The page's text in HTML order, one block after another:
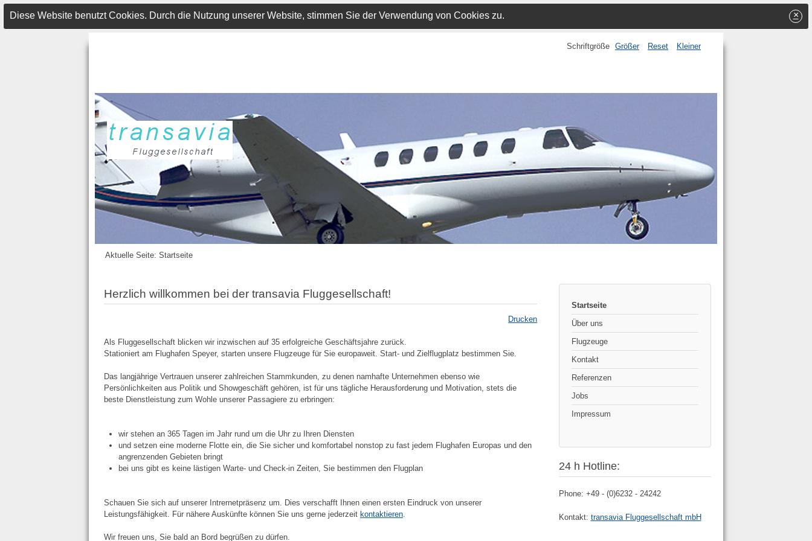
Schriftgröße Größer Reset Kleiner
Aktuelle Seite: Startseite
Herzlich willkommen bei der transavia Fluggesellschaft!
Drucken
Als Fluggesellschaft blicken wir inzwischen auf 35 erfolgreiche Geschäftsjahre zurück.
Stationiert am Flughafen Speyer, starten unsere Flugzeuge für Sie europaweit. Start- und Zielflugplatz bestimmen Sie.
Das langjährige Vertrauen unserer zahlreichen Stammkunden, zu denen namhafte Unternehmen ebenso wie
Persönlichkeiten aus Politik und Showgeschäft gehören, ist für uns tägliche Herausforderung und Motivation, stets die
beste Dienstleistung zum Wohle unserer Passagiere zu erbringen:
wir stehen an 365 Tagen im Jahr rund um die Uhr zu Ihren Diensten
und setzen eine moderne Flotte ein, die Sie sicher und komfortabel nonstop zu fast jedem Flughafen Europas und den
angrenzenden Gebieten bringt
bei uns gibt es keine lästigen Warte- und Check-in Zeiten, Sie bestimmen den Flugplan
Schauen Sie sich auf unserer Intrernetpräsenz um. Dies verschafft Ihnen einen ersten Eindruck von unserer
Leistungsfähigkeit. Für nähere Auskünfte können Sie uns gerne jederzeit kontaktieren.
Wir freuen uns, Sie bald an Bord begrüßen zu dürfen.
Startseite
Über uns
Flugzeuge
Kontakt
Referenzen
Jobs
Impressum
24 h Hotline:
Phone: +49 - (0)6232 - 24242
Kontakt: transavia Fluggesellschaft mbH
×
Diese Website benutzt Cookies. Durch die Nutzung unserer Website, stimmen Sie der Verwendung von Cookies zu.